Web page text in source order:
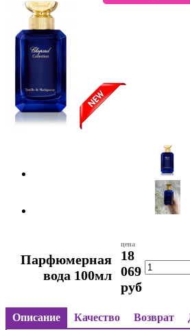
Парфюмерная
вода 100мл
цена
18
069
руб
Описание Качество Возврат